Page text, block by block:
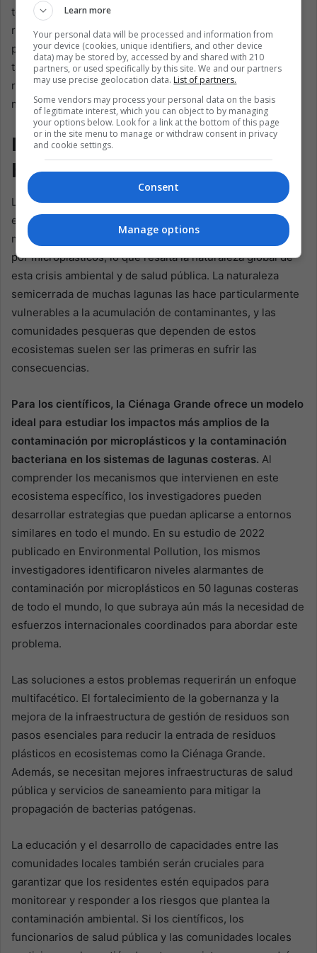
temprana, permitiendo a las autoridades tomar medidas
rápidas en una crisis de salud. La implementación de
protocolos de seguridad para la industria pesquera
también es fundamental, ya que podría ayudar a reducir el
riesgo de que el pescado contaminado llegue a los
mercados locales.
Implicaciones globales y la
búsqueda de soluciones
Los hallazgos del estudio de Ciénaga Grande no son
exclusivos de Colombia. Las lagunas costeras de todo el
mundo enfrentan desafíos similares por la contaminación
por microplásticos, lo que resalta la naturaleza global de
esta crisis ambiental y de salud pública. La naturaleza
semicerrada de muchas lagunas las hace particularmente
vulnerables a la acumulación de contaminantes, y las
comunidades pesqueras que dependen de estos
ecosistemas suelen ser las primeras en sufrir las
consecuencias.
Para los científicos, la Ciénaga Grande ofrece un modelo
ideal para estudiar los impactos más amplios de la
contaminación por microplásticos y la contaminación
bacteriana en los sistemas de lagunas costeras. Al
comprender los mecanismos que intervienen en este
ecosistema específico, los investigadores pueden
desarrollar estrategias que puedan aplicarse a entornos
similares en todo el mundo. En su estudio de 2022
publicado en Environmental Pollution, los mismos
investigadores identificaron niveles alarmantes de
contaminación por microplásticos en 50 lagunas costeras
de todo el mundo, lo que subraya aún más la necesidad de
esfuerzos internacionales coordinados para abordar este
problema.
Las soluciones a estos problemas requerirán un enfoque
multifacético. El fortalecimiento de la gobernanza y la
mejora de la infraestructura de gestión de residuos son
pasos esenciales para reducir la entrada de residuos
plásticos en ecosistemas como la Ciénaga Grande.
Además, se necesitan mejores infraestructuras de salud
pública y servicios de saneamiento para mitigar la
propagación de bacterias patógenas.
La educación y el desarrollo de capacidades entre las
comunidades locales también serán cruciales para
garantizar que los residentes estén equipados para
monitorear y responder a los riesgos que plantea la
contaminación ambiental. Si los científicos, los
funcionarios de salud pública y las comunidades locales
Learn more
Your personal data will be processed and information from
your device (cookies, unique identifiers, and other device
data) may be stored by, accessed by and shared with 210
partners, or used specifically by this site. We and our partners
may use precise geolocation data. List of partners.
Some vendors may process your personal data on the basis
of legitimate interest, which you can object to by managing
your options below. Look for a link at the bottom of this page
or in the site menu to manage or withdraw consent in privacy
and cookie settings.
Consent
Manage options